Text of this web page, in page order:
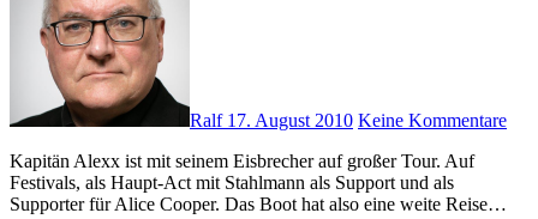
Ralf 17. August 2010 Keine Kommentare
Kapitän Alexx ist mit seinem Eisbrecher auf großer Tour. Auf
Festivals, als Haupt-Act mit Stahlmann als Support und als
Supporter für Alice Cooper. Das Boot hat also eine weite Reise…